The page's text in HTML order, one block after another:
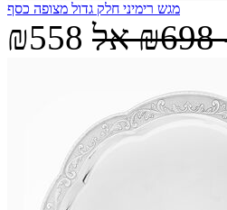
מגש רימיני חלק גדול מצופה כסף
₪558 ₪698 אל